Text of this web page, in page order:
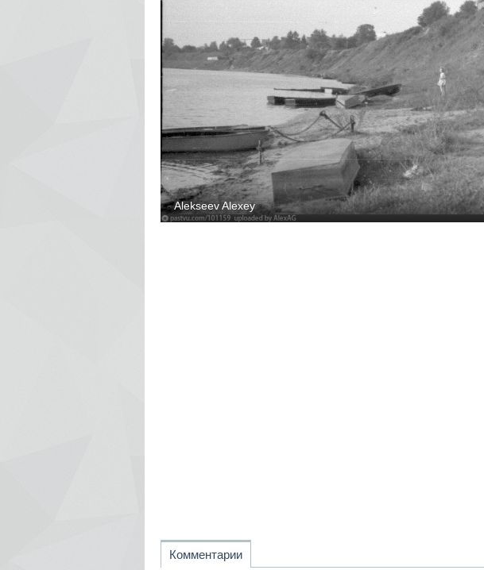
Alekseev Alexey
Комментарии